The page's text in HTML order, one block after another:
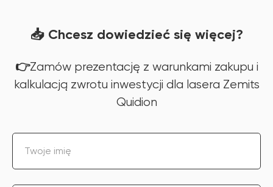
📥 Chcesz dowiedzieć się więcej?
👉Zamów prezentację z warunkami zakupu i
kalkulacją zwrotu inwestycji dla lasera Zemits
Quidion
Twoje imię